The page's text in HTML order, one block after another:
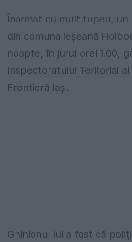
Înarmat cu mult tupeu, un
din comuna ieșeană
noapte, în jurul orei 1.00,
Inspectoratului Teritorial
Frontieră Iaşi.
Ghinionul lui a fost că